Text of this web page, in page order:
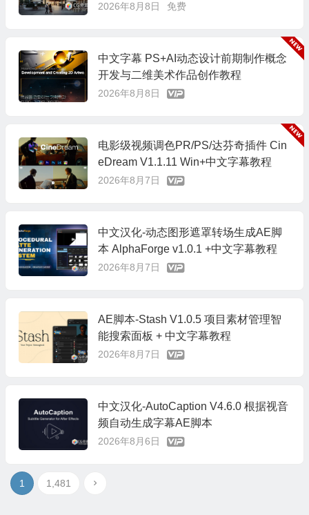
2026年8月8日 免费
中文字幕 PS+AI动态设计前期制作概念
开发与二维美术作品创作教程
2026年8月8日
电影级视频调色PR/PS/达芬奇插件 Cin
eDream V1.1.11 Win+中文字幕教程
2026年8月7日
中文汉化-动态图形遮罩转场生成AE脚
本 AlphaForge v1.0.1 +中文字幕教程
2026年8月7日
AE脚本-Stash V1.0.5 项目素材管理智
能搜索面板 + 中文字幕教程
2026年8月7日
中文汉化-AutoCaption V4.6.0 根据视音
频自动生成字幕AE脚本
2026年8月6日
1 1,481